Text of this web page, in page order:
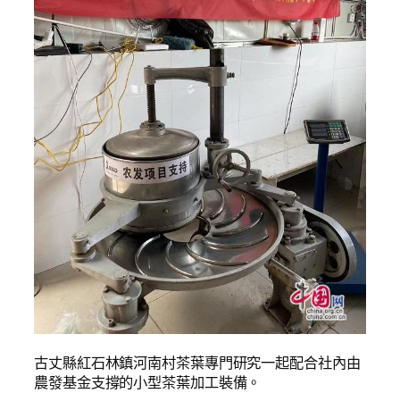
古丈縣紅石林鎮河南村茶葉專門研究一起配合社內由
農發基金支撐的小型茶葉加工裝備。